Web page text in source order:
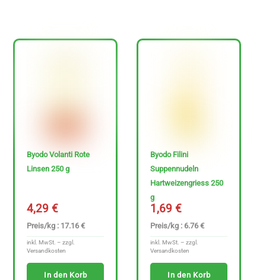
9
Byodo Volanti Rote
Linsen 250 g
4,29€
Preis/kg : 17.16 €
inkl. MwSt. – zzgl.
Versandkosten
In den Korb
Byodo Filini
Suppennudeln
Hartweizengriess 250
g
1,69€
Preis/kg : 6.76 €
inkl. MwSt. – zzgl.
Versandkosten
In den Korb